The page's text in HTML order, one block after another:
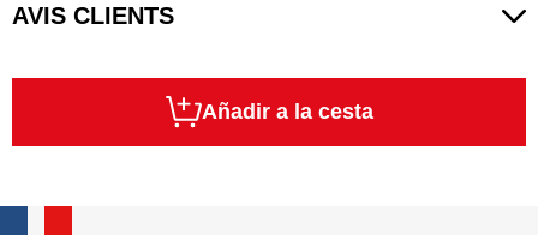
AVIS CLIENTS
Añadir a la cesta